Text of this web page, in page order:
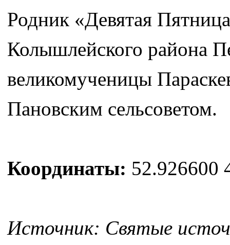
Родник «Девятая
Колышлейского района
великомученицы
Пановским сельсоветом.
Координаты: 52.926600
Источник: Святые